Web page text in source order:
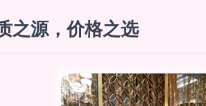
之源，价格之选